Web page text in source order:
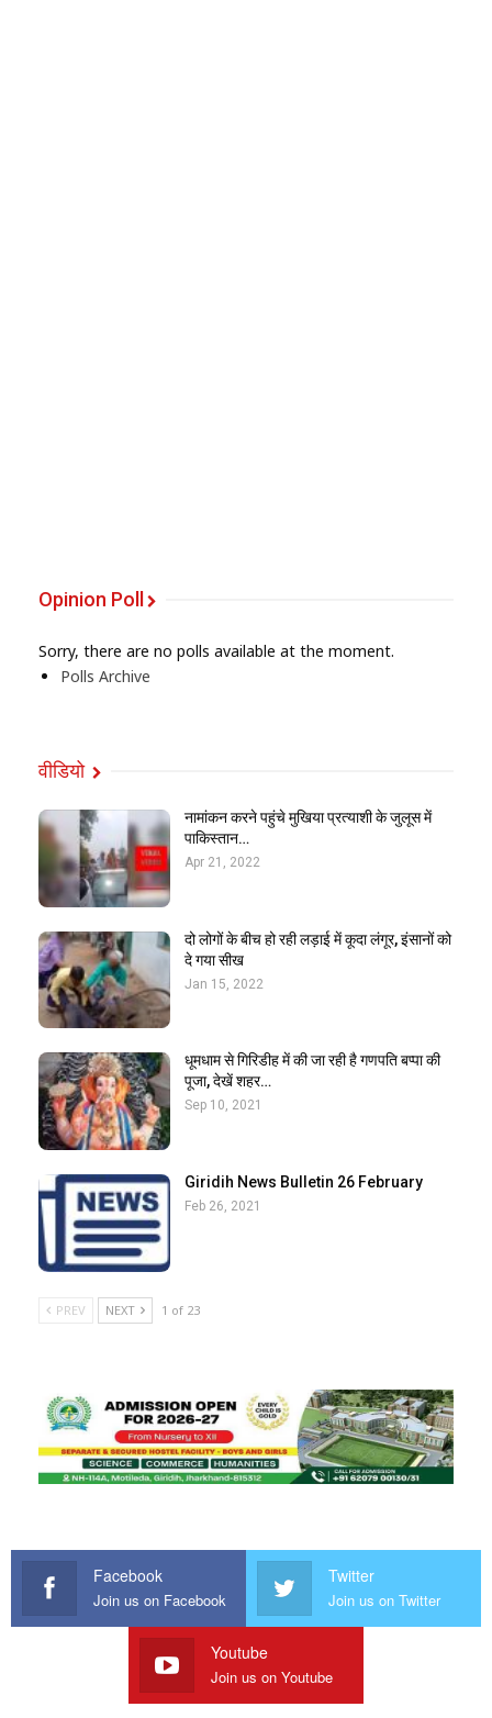
Opinion Poll
Sorry, there are no polls available at the moment.
Polls Archive
वीडियो
नामांकन करने पहुंचे मुखिया प्रत्याशी के जुलूस में
पाकिस्तान…
Apr 21, 2022
दो लोगों के बीच हो रही लड़ाई में कूदा लंगूर, इंसानों को
दे गया सीख
Jan 15, 2022
धूमधाम से गिरिडीह में की जा रही है गणपति बप्पा की
पूजा, देखें शहर…
Sep 10, 2021
Giridih News Bulletin 26 February
Feb 26, 2021
PREV NEXT 1 of 23
Facebook
Join us on Facebook
Twitter
Join us on Twitter
Youtube
Join us on Youtube